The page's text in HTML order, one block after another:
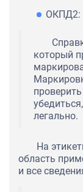
ОКПД2:
который
легально.
На
область
и все